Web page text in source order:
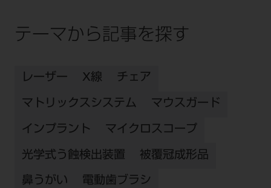
テーマから記事を探す
レーザー X線 チェア
マトリックスシステム マウスガード
インプラント マイクロスコープ
光学式う蝕検出装置 被覆冠成形品
鼻うがい 電動歯ブラシ